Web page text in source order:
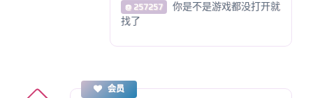
@ 257257
你是不是游戏都没打开就
找了
会员